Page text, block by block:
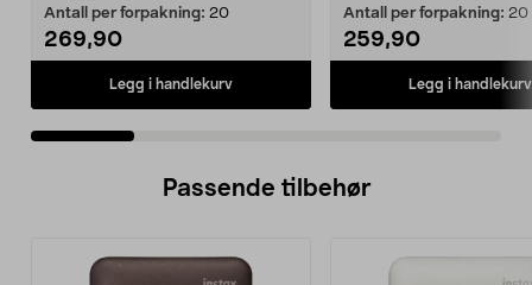
Antall per forpakning: 20
269,90
Legg i handlekurv
Antall per forpakning: 20
259,90
Legg i handlekurv
Passende tilbehør